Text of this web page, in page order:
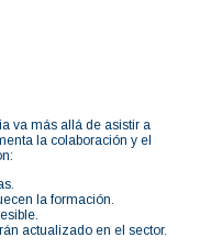
va más allá de asistir a
la colaboración y el
la formación.
actualizado en el sector.